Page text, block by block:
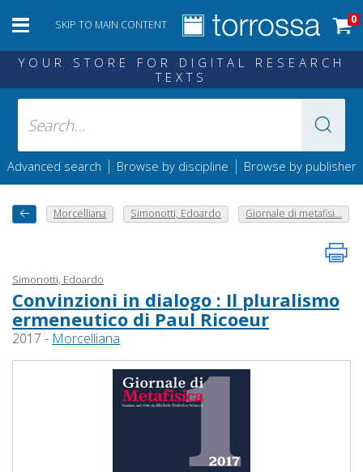
SKIP TO MAIN CONTENT 0
YOUR STORE FOR DIGITAL RESEARCH
TEXTS
Advanced search | Browse by discipline | Browse by publisher
Morcelliana Simonotti, Edoardo Giornale di metafisi...
Simonotti, Edoardo
Convinzioni in dialogo : Il pluralismo
ermeneutico di Paul Ricoeur
2017 - Morcelliana